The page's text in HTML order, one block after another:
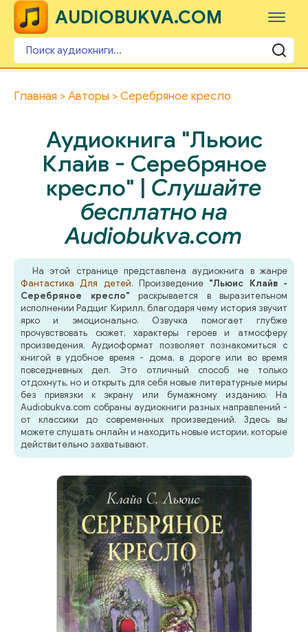
AUDIOBUKVA.COM
Главная Авторы Серебряное кресло
Аудиокнига "Льюис
Клайв - Серебряное
кресло" | Слушайте
бесплатно на
Audiobukva.com
На этой странице представлена аудиокнига в жанре
Фантастика Для детей. Произведение "Льюис Клайв -
Серебряное кресло" раскрывается в выразительном
исполнении Радциг Кирилл, благодаря чему история звучит
ярко и эмоционально. Озвучка помогает глубже
прочувствовать сюжет, характеры героев и атмосферу
произведения. Аудиоформат позволяет познакомиться с
книгой в удобное время - дома, в дороге или во время
повседневных дел. Это отличный способ не только
отдохнуть, но и открыть для себя новые литературные миры
без привязки к экрану или бумажному изданию. На
Audiobukva.com собраны аудиокниги разных направлений -
от классики до современных произведений. Здесь вы
можете слушать онлайн и находить новые истории, которые
действительно захватывают.